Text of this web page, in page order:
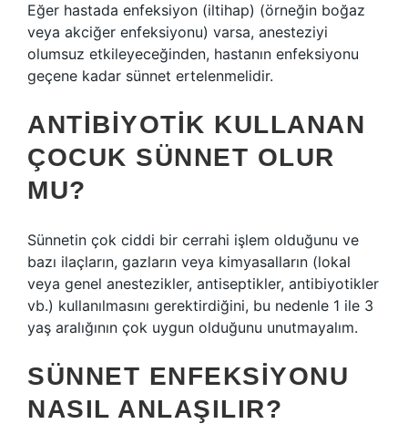
Eğer hastada enfeksiyon (iltihap) (örneğin boğaz
veya akciğer enfeksiyonu) varsa, anesteziyi
olumsuz etkileyeceğinden, hastanın enfeksiyonu
geçene kadar sünnet ertelenmelidir.
ANTIBIYOTIK KULLANAN
ÇOCUK SÜNNET OLUR
MU?
Sünnetin çok ciddi bir cerrahi işlem olduğunu ve
bazı ilaçların, gazların veya kimyasalların (lokal
veya genel anestezikler, antiseptikler, antibiyotikler
vb.) kullanılmasını gerektirdiğini, bu nedenle 1 ile 3
yaş aralığının çok uygun olduğunu unutmayalım.
SÜNNET ENFEKSIYONU
NASIL ANLAŞILIR?